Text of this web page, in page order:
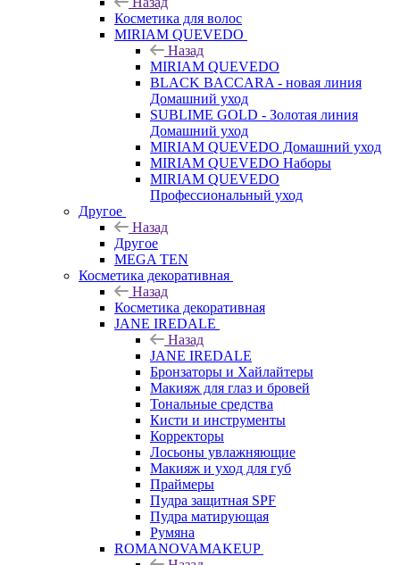
Косметика для волос
MIRIAM QUEVEDO
Назад
MIRIAM QUEVEDO
BLACK BACCARA - новая линия
Домашний уход
SUBLIME GOLD - Золотая линия
Домашний уход
MIRIAM QUEVEDO Домашний уход
MIRIAM QUEVEDO Наборы
MIRIAM QUEVEDO
Профессиональный уход
Другое
Назад
Другое
MEGA TEN
Косметика декоративная
Назад
Косметика декоративная
JANE IREDALE
Назад
JANE IREDALE
Бронзаторы и Хайлайтеры
Макияж для глаз и бровей
Тональные средства
Кисти и инструменты
Корректоры
Лосьоны увлажняющие
Макияж и уход для губ
Праймеры
Пудра защитная SPF
Пудра матирующая
Румяна
ROMANOVAMAKEUP